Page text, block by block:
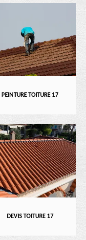
PEINTURE TOITURE 17
DEVIS TOITURE 17